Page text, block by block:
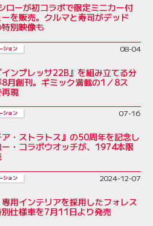
ローが初コラボで限定ミニカー付
を販売。クルマと寿司がデッド
別映像も
ション 08-04
ンプレッサ22B』を組み立てる分
月創刊。ギミック満載の1／8ス
現
ション 07-16
ア・ストラトス』の50周年を記念し
ー・コラボウオッチが、1974本限
ション 2024-12-07
用インテリアを採用したフォレス
仕様車を7月11日より発売